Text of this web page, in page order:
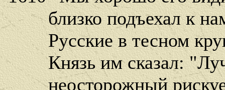
близко подъехал к нам
Русские в тесном
Князь им сказал:
неосторожный